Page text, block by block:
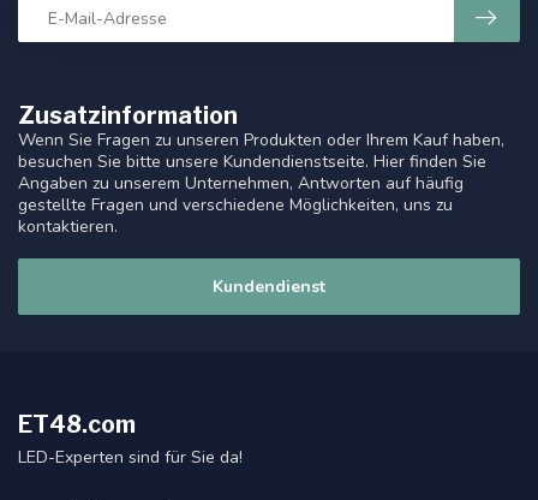
Zusatzinformation
Wenn Sie Fragen zu unseren Produkten oder Ihrem Kauf haben,
besuchen Sie bitte unsere Kundendienstseite. Hier finden Sie
Angaben zu unserem Unternehmen, Antworten auf häufig
gestellte Fragen und verschiedene Möglichkeiten, uns zu
kontaktieren.
Kundendienst
ET48.com
LED-Experten sind für Sie da!